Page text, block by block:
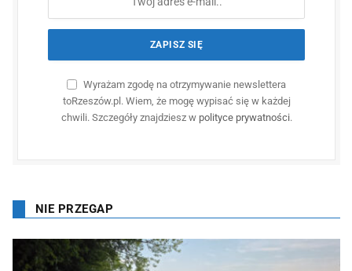
Wyrażam zgodę na otrzymywanie newslettera
toRzeszów.pl. Wiem, że mogę wypisać się w każdej
chwili. Szczegóły znajdziesz w polityce prywatności.
NIE PRZEGAP